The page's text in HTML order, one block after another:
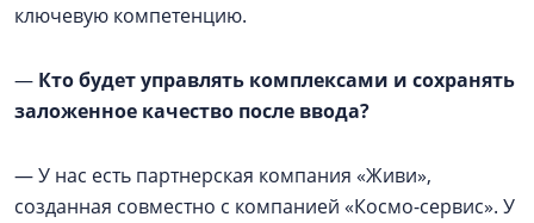
ключевую компетенцию.
— Кто будет управлять комплексами и сохранять
заложенное качество после ввода?
— У нас есть партнерская компания «Живи»,
созданная совместно с компанией «Космо-сервис». У